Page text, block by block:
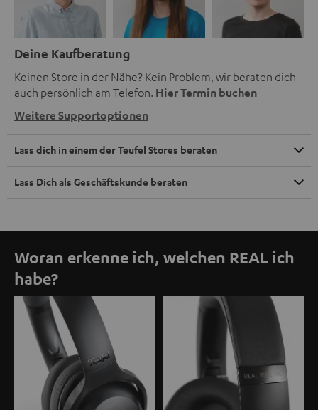
Deine Kaufberatung
Keinen Store in der Nähe? Kein Problem, wir beraten dich
auch persönlich am Telefon. Hier Termin buchen
Weitere Supportoptionen
Lass dich in einem der Teufel Stores beraten
Lass Dich als Geschäftskunde beraten
Woran erkenne ich, welchen REAL ich
habe?